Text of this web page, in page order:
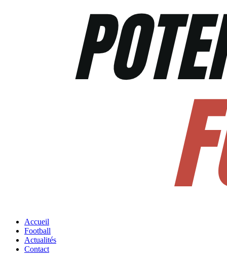
Accueil
Football
Actualités
Contact